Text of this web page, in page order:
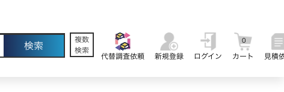
複数
検索
代替調査依頼
新規登録 ログイン カート
0
見積